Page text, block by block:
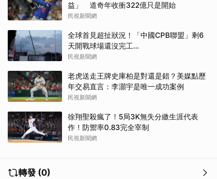
益」 道奇年收衝322億只是開始
民視新聞網
全球首見超扯狀況！「中國CPB聯盟」剩6
天開戰球場還沒完工...
民視新聞網
老虎送走王牌史庫柏是對還是錯？美媒點歷
年交易直言：李灝宇是唯一成功案例
民視新聞網
徐翔聖殺瘋了！5局3K無失分繳生涯代表
作！防禦率0.83完全宰制
民視新聞網
轉發 (0)